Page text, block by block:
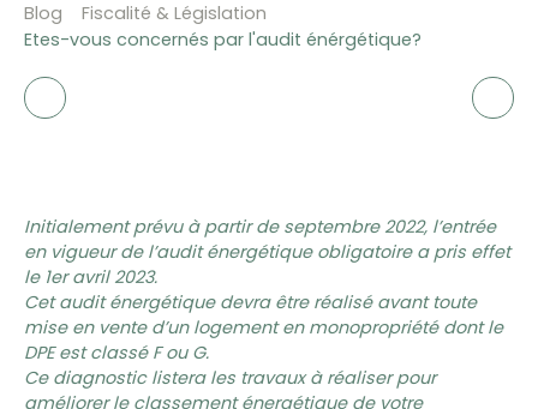
Blog
Fiscalité & Législation
Etes-vous concernés par l'audit énérgétique?
Initialement prévu à partir de septembre 2022, l’entrée
en vigueur de l’audit énergétique obligatoire a pris effet
le 1eravril 2023.
Cet audit énergétique devra être réalisé avant toute
mise en vente d’un logement en monopropriétédont le
DPE est classé F ou G.
Ce diagnostic listera les travaux à réaliser pour
améliorer le classement énergétique de votre